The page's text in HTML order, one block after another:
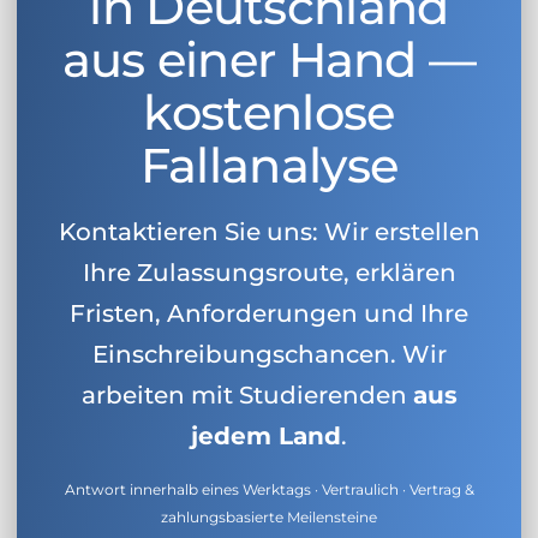
aus einer Hand —
kostenlose
Fallanalyse
Kontaktieren Sie uns: Wir erstellen
Ihre Zulassungsroute, erklären
Fristen, Anforderungen und Ihre
Einschreibungschancen. Wir
arbeiten mit Studierenden aus
jedem Land.
Antwort innerhalb eines Werktags · Vertraulich · Vertrag &
zahlungsbasierte Meilensteine